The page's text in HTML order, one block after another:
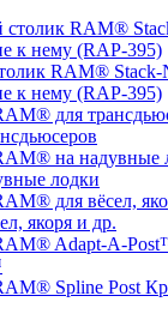
RAM®
к нему (RAP-395)
лодки
якоря и др.